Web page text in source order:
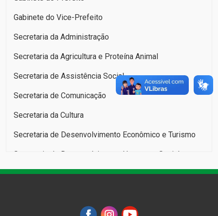
Gabinete do Vice-Prefeito
Secretaria da Administração
Secretaria da Agricultura e Proteína Animal
Secretaria de Assistência Social
Secretaria de Comunicação
Secretaria da Cultura
Secretaria de Desenvolvimento Econômico e Turismo
Secretaria de Desenvolvimento Humano e Social:
Secretaria de Esportes e Lazer